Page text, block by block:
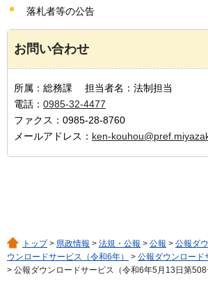
落札者等の公告
お問い合わせ
所属：総務課 担当者名：法制担当
電話： 0985-32-4477
ファクス：0985-28-8760
メールアドレス： ken-
トップ> 県政情報 > 法規・公報 > 公報 > 公報ダ
ウンロードサービス（令和6年）
> 公報ダウンロード
> 公報ダウンロードサービス（令和6年5月13日第508